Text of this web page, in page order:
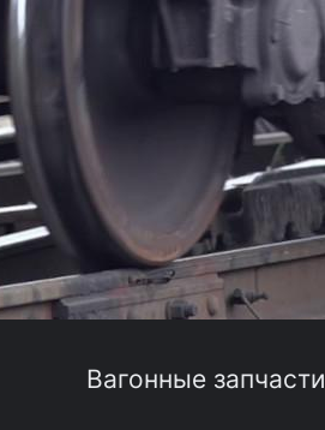
Вагонные запчасти